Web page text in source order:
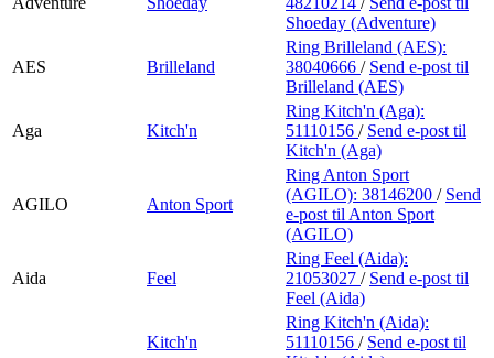
Shoeday (Adventure)
AES Brilleland
Ring Brilleland (AES):
38040666 / Send e-post til
Brilleland (AES)
Aga Kitch'n
Ring Kitch'n (Aga):
51110156 / Send e-post til
Kitch'n (Aga)
AGILO Anton Sport
Ring Anton Sport
(AGILO): 38146200 / Send
e-post til Anton Sport
(AGILO)
Aida Feel
Ring Feel (Aida):
21053027 / Send e-post til
Feel (Aida)
Kitch'n
Ring Kitch'n (Aida):
51110156 / Send e-post til